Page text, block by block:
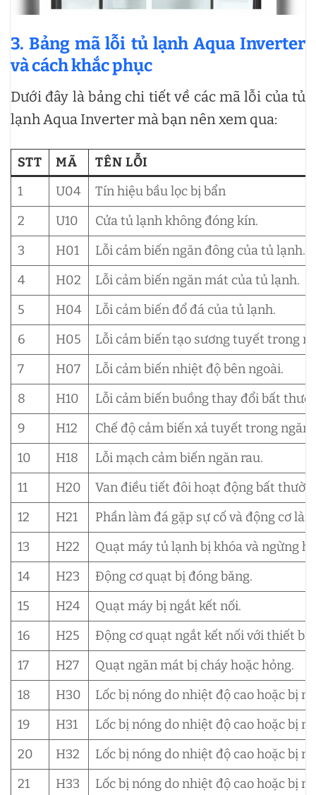
3.Bảng mã lỗi tủ lạnh Aqua Inverter
và cách khắc phục
Dưới đây là bảng chi tiết về các mã lỗi của tủ
lạnh Aqua Inverter mà bạn nên xem qua:
STT MÃ
TÊN LỖI
1
U04
Tín hiệu bầu lọc bị bẩn
2
U10
Cửa tủ lạnh không đóng kín.
3
H01
Lỗi cảm biến ngăn đông của tủ lạnh.
4
H02
Lỗi cảm biến ngăn mát của tủ lạnh.
5
H04
Lỗi cảm biến đổ đá của tủ lạnh.
6
H05
Lỗi cảm biến tạo sương tuyết trong
7
H07
Lỗi cảm biến nhiệt độ bên ngoài.
8
H10
Lỗi cảm biến buồng thay đổi bất
9
H12
Chế độ cảm biến xả tuyết trong ngăn
10
H18
Lỗi mạch cảm biến ngăn rau.
11
H20
Van điều tiết đôi hoạt động bất
12
H21
Phần làm đá gặp sự cố và động cơ
13
H22
Quạt máy tủ lạnh bị khóa và ngừng
14
H23
Động cơ quạt bị đóng băng.
15
H24
Quạt máy bị ngắt kết nối.
16
H25
Động cơ quạt ngắt kết nối với thiết bị
17
H27
Quạt ngăn mát bị cháy hoặc hỏng.
18
H30
Lốc bị nóng do nhiệt độ cao hoặc bị
19
H31
Lốc bị nóng do nhiệt độ cao hoặc bị
20
H32
Lốc bị nóng do nhiệt độ cao hoặc bị
21
H33
Lốc bị nóng do nhiệt độ cao hoặc bị